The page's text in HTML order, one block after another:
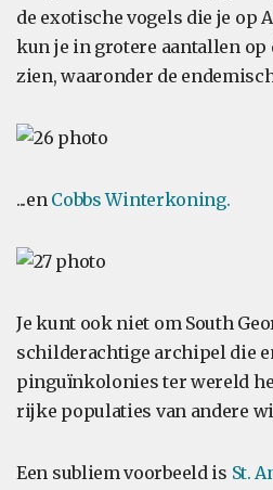
de exotische vogels die je op
kun je in grotere aantallen op
zien, waaronder de
...en Cobbs Winterkoning.
Je kunt ook niet om South
schilderachtige archipel die
pinguïnkolonies ter wereld
rijke populaties van andere
Een subliem voorbeeld is St.